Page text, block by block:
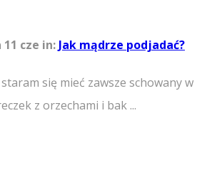
11 cze in: Jak mądrze podjadać?
się mieć zawsze schowany w
z orzechami i bak ...